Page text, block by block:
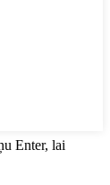
Enter, lai